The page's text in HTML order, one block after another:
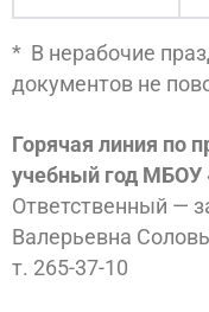
* В нерабочие
документов не
Горячая линия по
учебный год
Ответственный —
Валерьевна
т. 265-37-10